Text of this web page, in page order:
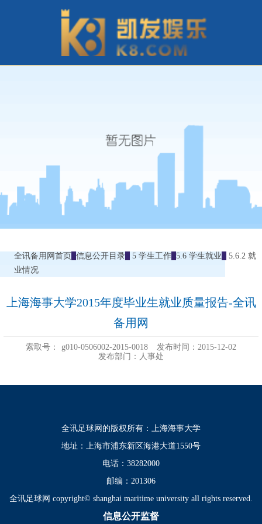
全讯备用网首页 信息公开目录 5 学生工作 5.6 学生就业
5.6.2 就
业情况
上海海事大学2015年度毕业生就业质量报告-全讯
备用网
索取号： g010-0506002-2015-0018
发布时间：2015-12-02
发布部门：人事处
全讯足球网的版权所有：上海海事大学
地址：上海市浦东新区海港大道1550号
电话：38282000
邮编：201306
全讯足球网 copyright© shanghai maritime university all rights reserved.
信息公开监督